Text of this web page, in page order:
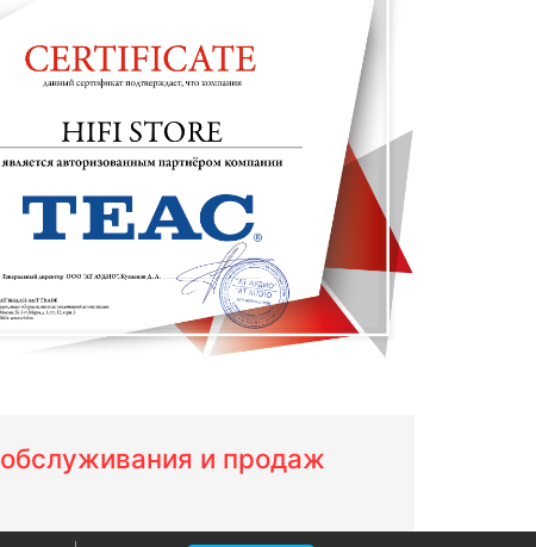
и продаж